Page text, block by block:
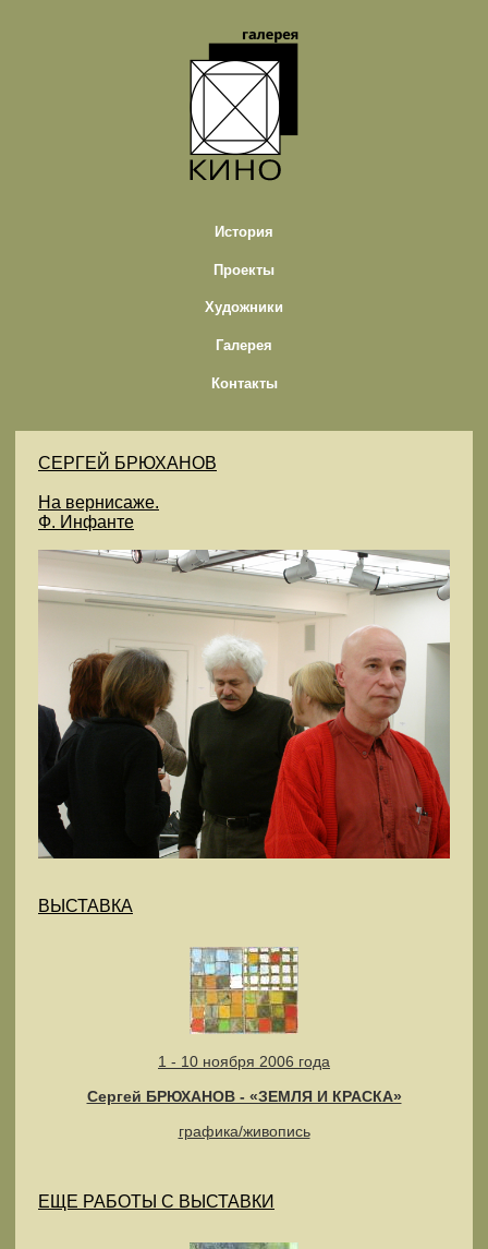
История
Проекты
Художники
Галерея
Контакты
СЕРГЕЙ БРЮХАНОВ
На вернисаже.
Ф. Инфанте
ВЫСТАВКА
1 - 10 ноября 2006 года
Сергей БРЮХАНОВ - «ЗЕМЛЯ И КРАСКА»
графика/живопись
ЕЩЕ РАБОТЫ С ВЫСТАВКИ